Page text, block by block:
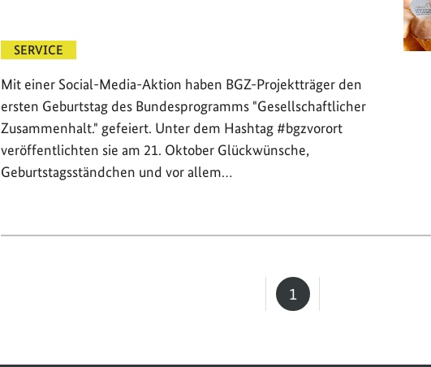
SERVICE
Mit einer Social-Media-Aktion haben BGZ-Projektträger den
ersten Geburtstag des Bundesprogramms "Gesellschaftlicher
Zusammenhalt." gefeiert. Unter dem Hashtag #bgzvorort
veröffentlichten sie am 21. Oktober Glückwünsche,
Geburtstagsständchen und vor allem…
Seite
1